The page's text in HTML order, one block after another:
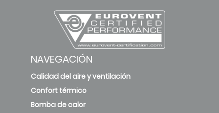
NAVEGACIÓN
Calidad del aire y ventilación
Confort térmico
Bomba de calor